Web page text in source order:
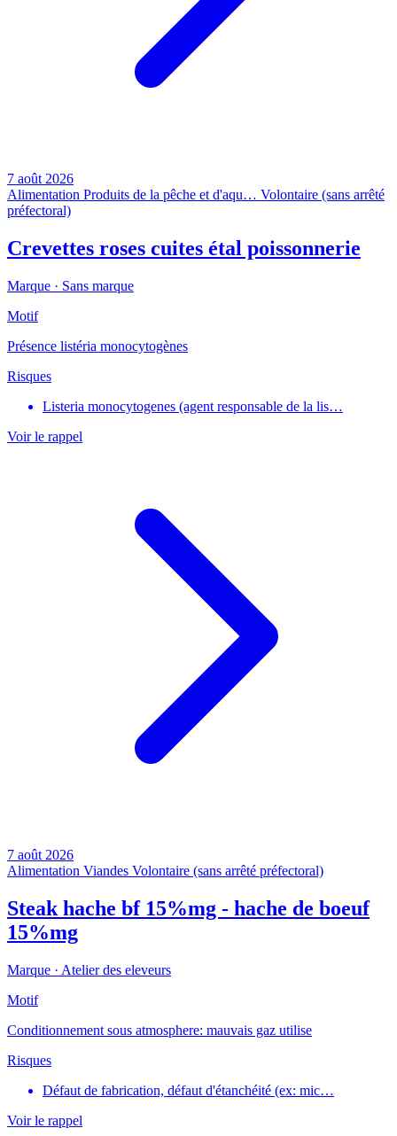
7 août 2026
Alimentation Produits de la pêche et d'aqu… Volontaire (sans arrêté
préfectoral)
Crevettes roses cuites étal poissonnerie
Marque · Sans marque
Motif
Présence listéria monocytogènes
Risques
Listeria monocytogenes (agent responsable de la lis…
Voir le rappel
7 août 2026
Alimentation Viandes Volontaire (sans arrêté préfectoral)
Steak hache bf 15%mg - hache de boeuf
15%mg
Marque · Atelier des eleveurs
Motif
Conditionnement sous atmosphere: mauvais gaz utilise
Risques
Défaut de fabrication, défaut d'étanchéité (ex: mic…
Voir le rappel